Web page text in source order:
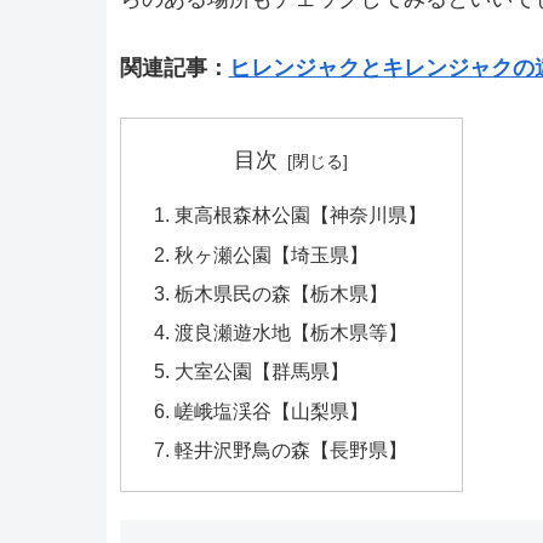
関連記事： ヒレンジャクとキレンジャクの
目次
東高根森林公園【神奈川県】
秋ヶ瀬公園【埼玉県】
栃木県民の森【栃木県】
渡良瀬遊水地【栃木県等】
大室公園【群馬県】
嵯峨塩渓谷【山梨県】
軽井沢野鳥の森【長野県】